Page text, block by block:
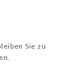
Sie zu